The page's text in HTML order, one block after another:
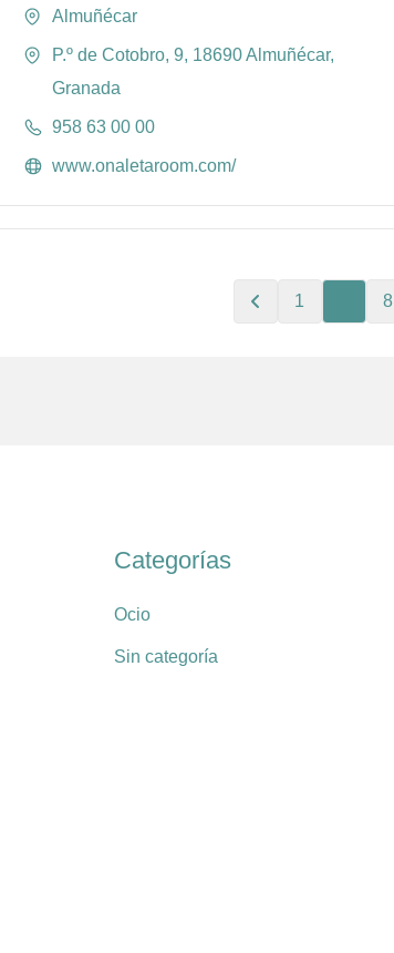
Almuñécar
P.º de Cotobro, 9, 18690 Almuñécar,
Granada
958 63 00 00
www.onaletaroom.com/
1 8
Categorías
Ocio
Sin categoría